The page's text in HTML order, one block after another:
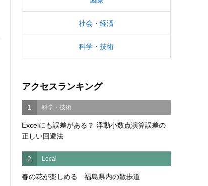
社会・経済
科学・技術
アクセスランキング
1 科学・技術
Excelにも誤差がある？ 浮動小数点演算誤差の
正しい回避法
2 Local
春の花が楽しめる 福島県内の散歩道